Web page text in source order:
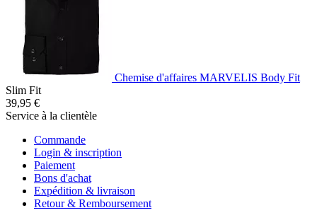
Chemise d'affaires MARVELIS Body Fit
Slim Fit
39,95 €
Service à la clientèle
Commande
Login & inscription
Paiement
Bons d'achat
Expédition & livraison
Retour & Remboursement